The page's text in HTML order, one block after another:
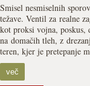
Smisel nesmiselnih
težave. Ventil za realne
kot proksi vojna, poskus,
na domačih tleh, z
teren, kjer je pretepanje
več